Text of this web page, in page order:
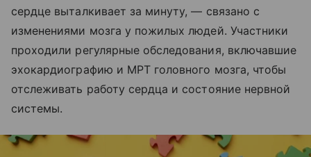
сердце выталкивает за минуту, — связано с
изменениями мозга у пожилых людей. Участники
проходили регулярные обследования, включавшие
эхокардиографию и МРТ головного мозга, чтобы
отслеживать работу сердца и состояние нервной
системы.